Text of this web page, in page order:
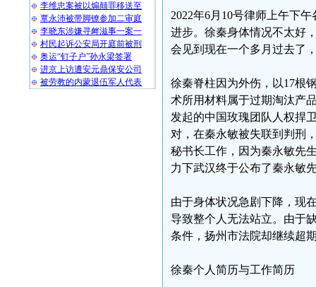
李维忠案被以煽颠罪移送至
覃永沛被带脚镣参加二审庭
李晓东涉嫌寻衅滋事一案一
村民起诉公安局开庭前被刑
奥运“钉子户”孙永梁签署
进京上访遭安元鼎保安公司
被劳教的内蒙退伍军人代表
2022年6月10号律师上午下
进步。徐秦身体情况不太好
会见到现在一个多月过去了
徐秦脊柱因为外伤，以17根
术所用材料属于过期淘汰产
发起的中国玫瑰团队人权捍
对，在秦永敏被失联到判刑
秘书长工作，因为秦永敏先
力下武汉终于公布了秦永敏
由于身体状况急剧下降，现
导致整个人无法站立。由于
条件，扬州市法院却继续超
徐秦个人简历与工作简历